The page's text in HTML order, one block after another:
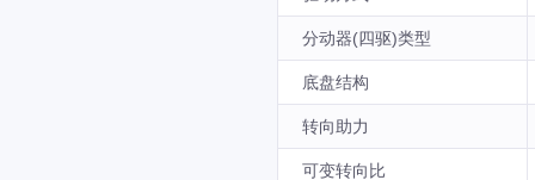
分动器(四驱)类型
底盘结构
转向助力
可变转向比